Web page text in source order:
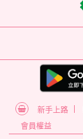
新手上路
會員權益